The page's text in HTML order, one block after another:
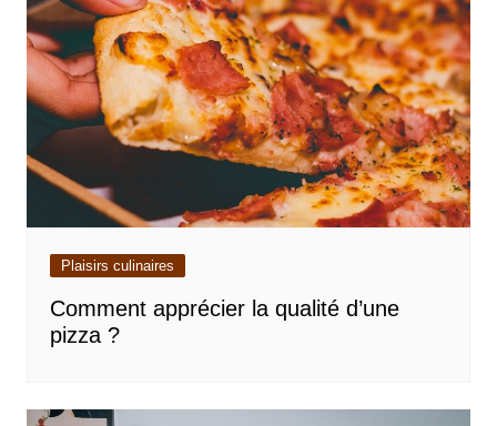
Plaisirs culinaires
Comment apprécier la qualité d’une
pizza ?